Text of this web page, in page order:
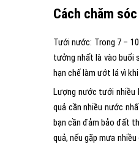
Cách chăm
Tưới nước: Trong 7 –
tưởng nhất là vào buổi
hạn chế làm ướt lá vì
Lượng nước tưới nhiều
quả cần nhiều nước
bạn cần đảm bảo đất
quả, nếu gặp mưa